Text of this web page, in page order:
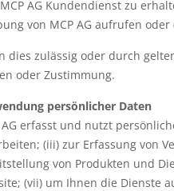
AG Kundendienst zu
von MCP AG aufrufen
dies zulässig oder durch
oder Zustimmung.
persönlicher Daten
AG erfasst und nutzt
(iii) zur Erfassung von
von Produkten und
(vii) um Ihnen die Dienste